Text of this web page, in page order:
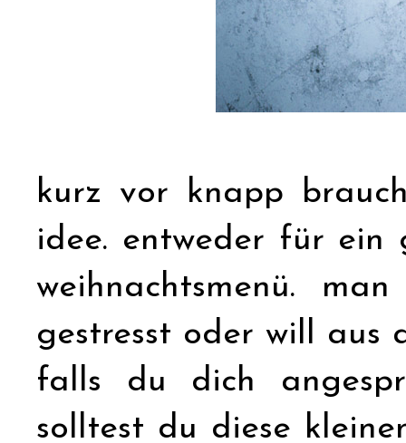
kurz vor knapp
idee. entweder für ein
weihnachtsmenü.
gestresst oder will aus
falls du dich
solltest du diese